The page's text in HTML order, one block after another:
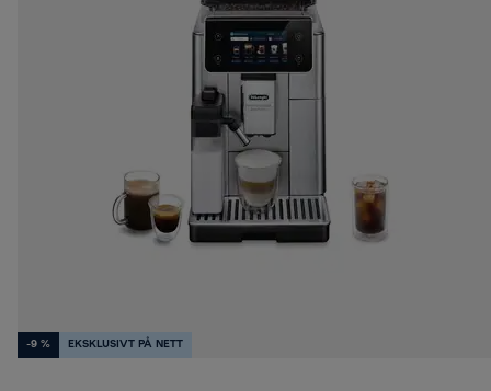
-9 % EKSKLUSIVT PÅ NETT